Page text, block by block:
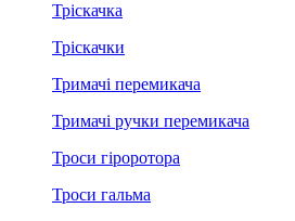
Тріскачка
Тріскачки
Тримачі перемикача
Тримачі ручки перемикача
Троси гіроротора
Троси гальма